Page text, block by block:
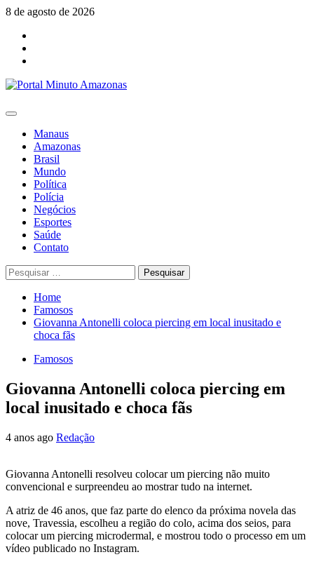
Skip
content
8 de agosto de 2026
Primary
Manaus
Amazonas
Brasil
Mundo
Política
Polícia
Negócios
Esportes
Saúde
Contato
Pesquisar
por:
Home
Famosos
Giovanna Antonelli coloca piercing em local inusitado e
choca fãs
Famosos
Giovanna Antonelli coloca piercing em
local inusitado e choca fãs
4 anos ago Redação
Giovanna Antonelli resolveu colocar um piercing não muito
convencional e surpreendeu ao mostrar tudo na internet.
A atriz de 46 anos, que faz parte do elenco da próxima novela das
nove, Travessia, escolheu a região do colo, acima dos seios, para
colocar um piercing microdermal, e mostrou todo o processo em um
vídeo publicado no Instagram.